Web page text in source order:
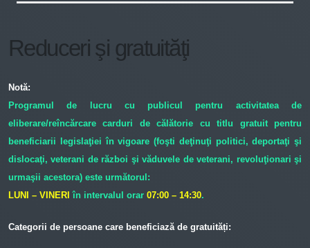
Reduceri şi gratuităţi
Notă:
Programul de lucru cu publicul pentru activitatea de
eliberare/reîncărcare carduri de călătorie cu titlu gratuit pentru
beneficiarii legislaţiei în vigoare (foşti deţinuţi politici, deportaţi şi
dislocaţi, veterani de război şi văduvele de veterani, revoluţionari şi
urmaşii acestora) este următorul:
LUNI – VINERI în intervalul orar 07:00 – 14:30.
Categorii de persoane care beneficiază de gratuități: